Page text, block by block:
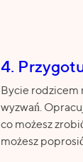
4.
Bycie rodzicem
wyzwań.
co możesz
możesz